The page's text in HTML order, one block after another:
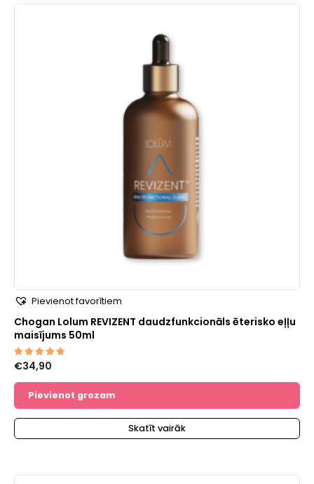
Pievienot favorītiem
Chogan Lolum REVIZENT daudzfunkcionāls ēterisko eļļu
maisījums 50ml
Novērtēts
ar
5.00
€34,90
Pievienot grozam
Skatīt vairāk